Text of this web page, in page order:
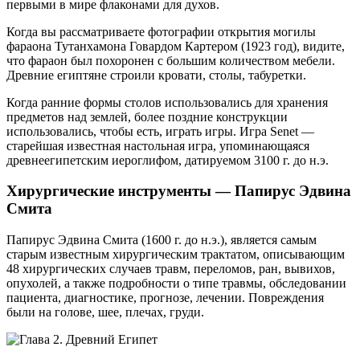
первыми в мире флаконами для духов.
Когда вы рассматриваете фотографии открытия могилы
фараона Тутанхамона Говардом Картером (1923 год), видите,
что фараон был похоронен с большим количеством мебели.
Древние египтяне строили кровати, столы, табуретки.
Когда ранние формы столов использовались для хранения
предметов над землей, более поздние конструкции
использовались, чтобы есть, играть игры. Игра Senet —
старейшая известная настольная игра, упоминающаяся
древнеегипетским иероглифом, датируемом 3100 г. до н.э.
Хирургические инструменты — Папирус Эдвина
Смита
Папирус Эдвина Смита (1600 г. до н.э.), является самым
старым известным хирургическим трактатом, описывающим
48 хирургических случаев травм, переломов, ран, вывихов,
опухолей, а также подробности о типе травмы, обследовании
пациента, диагностике, прогнозе, лечении. Повреждения
были на голове, шее, плечах, груди.